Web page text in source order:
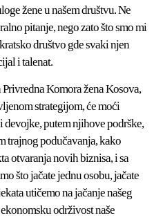
žene u našem društvu. Ne
pitanje, nego zato što smo mi
društvo gde svaki njen
i talenat.
Komora žena Kosova,
strategijom, će moći
devojke, putem njihove podrške,
trajnog podučavanja, kako
otvaranja novih biznisa, i sa
što jačate jednu osobu, jačate
utičemo na jačanje našeg
održivost naše